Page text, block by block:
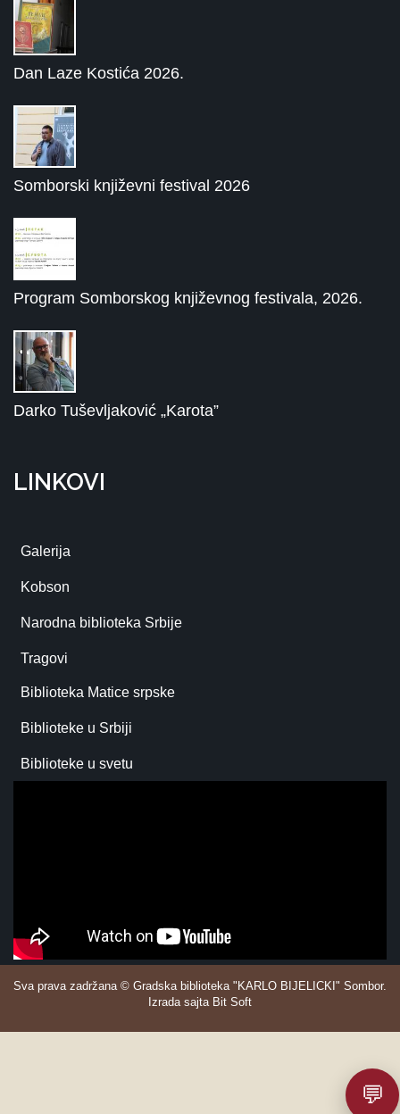
Dan Laze Kostića 2026.
Somborski književni festival 2026
Program Somborskog književnog festivala, 2026.
Darko Tuševljaković „Karota”
LINKOVI
Galerija
Kobson
Narodna biblioteka Srbije
Tragovi
Biblioteka Matice srpske
Biblioteke u Srbiji
Biblioteke u svetu
Sva prava zadržana © Gradska biblioteka "KARLO BIJELICKI" Sombor.
Izrada sajta Bit Soft
💬